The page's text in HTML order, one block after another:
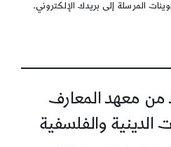
المرسلة إلى بريدك الإلكتروني.
من معهد المعارف
الدينية والفلسفية